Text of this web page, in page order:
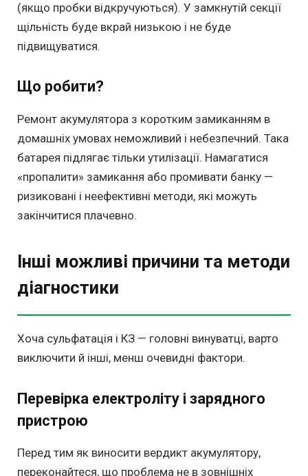
(якщо пробки відкручуються). У замкнутій секції
щільність буде вкрай низькою і не буде
підвищуватися.
Що робити?
Ремонт акумулятора з коротким замиканням в
домашніх умовах неможливий і небезпечний. Така
батарея підлягає тільки утилізації. Намагатися
«пропалити» замикання або промивати банку —
ризиковані і неефективні методи, які можуть
закінчитися плачевно.
Інші можливі причини та методи
діагностики
Хоча сульфатація і КЗ — головні винуватці, варто
виключити й інші, менш очевидні фактори.
Перевірка електроліту і зарядного
пристрою
Перед тим як виносити вердикт акумулятору,
переконайтеся, що проблема не в зовнішніх